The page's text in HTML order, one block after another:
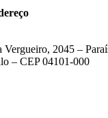
Vergueiro, 2045 –
– CEP 04101-000